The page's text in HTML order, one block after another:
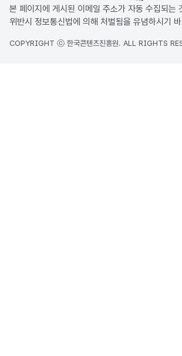
본 페이지에 게시된 이메일 주소가 자동 수집되는
위반시 정보통신법에 의해 처벌됨을 유념하시기
COPYRIGHT ⓒ 한국콘텐츠진흥원. ALL RIGHTS